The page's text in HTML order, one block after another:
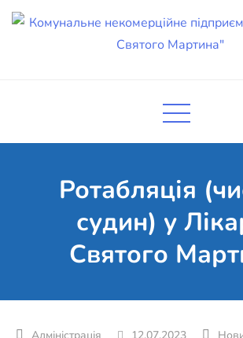
Skip
підприємство
Ротабляція
судин) у
Святого